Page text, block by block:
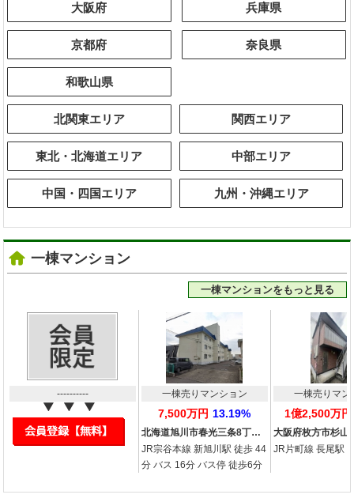
大阪府 兵庫県
京都府 奈良県
和歌山県
北関東エリア 関西エリア
東北・北海道エリア 中部エリア
中国・四国エリア 九州・沖縄エリア
一棟マンション
一棟マンションをもっと見る
----------
北海道旭川市春光三条8丁…
一棟売りマンション
7,500万円 13.19%
JR宗谷本線 新旭川駅 徒歩 44
分 バス 16分 バス停 徒歩6分
大阪府枚方市杉山
一棟売りマン
1億2,500万円
JR片町線 長尾駅